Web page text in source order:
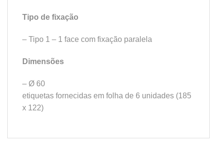
Tipo de fixação
– Tipo 1 – 1 face com fixação paralela
Dimensões
– Ø 60
etiquetas fornecidas em folha de 6 unidades (185
x 122)